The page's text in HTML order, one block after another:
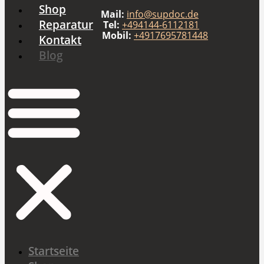
Zum
Inhalt
wechseln
Mail: info@supdoc.de
Tel: +494144-6112181
Mobil: +4917695781448
Shop
Reparatur
Kontakt
Blog
Startseite